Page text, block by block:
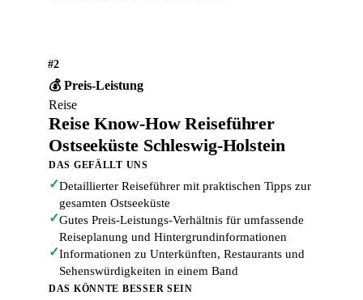
#2
💰 Preis-Leistung
Reise
Reise Know-How Reiseführer
Ostseeküste Schleswig-Holstein
DAS GEFÄLLT UNS
✓Detaillierter Reiseführer mit praktischen Tipps zur
gesamten Ostseeküste
✓Gutes Preis-Leistungs-Verhältnis für umfassende
Reiseplanung und Hintergrundinformationen
✓Informationen zu Unterkünften, Restaurants und
Sehenswürdigkeiten in einem Band
DAS KÖNNTE BESSER SEIN